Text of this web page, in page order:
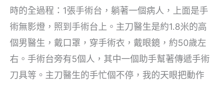
時的全過程：1張手術台，躺著一個病人，上面是手
術無影燈，照到手術台上。主刀醫生是約1.8米的高
個男醫生，戴口罩，穿手術衣，戴眼鏡，約50歲左
右。手術台旁有5個人，其中一個助手幫著傳遞手術
刀具等。主刀醫生的手忙個不停，我的天眼把動作